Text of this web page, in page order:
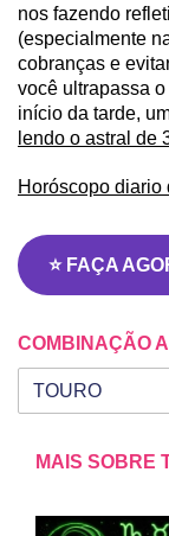
nos fazendo
(especialmente
cobranças e
você ultrapassa
início da tarde,
lendo o astral de
Horóscopo diario
⭐ FAÇA
COMBINAÇÃO
Seu signo
Signo da outra pessoa
MAIS SOBRE